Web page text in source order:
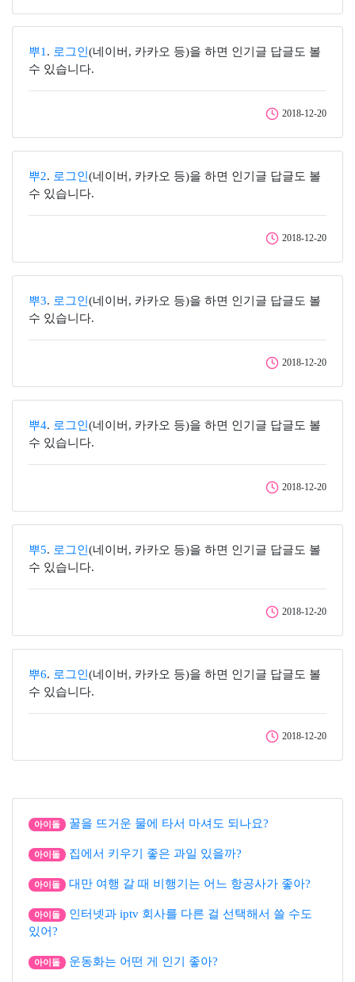
뿌1 . 로그인 (네이버, 카카오 등)을 하면 인기글 답글도 볼
수 있습니다.
2018-12-20
뿌2. 로그인 (네이버, 카카오 등)을 하면 인기글 답글도 볼
수 있습니다.
2018-12-20
뿌3. 로그인 (네이버, 카카오 등)을 하면 인기글 답글도 볼
수 있습니다.
2018-12-20
뿌4. 로그인 (네이버, 카카오 등)을 하면 인기글 답글도 볼
수 있습니다.
2018-12-20
뿌5. 로그인 (네이버, 카카오 등)을 하면 인기글 답글도 볼
수 있습니다.
2018-12-20
뿌6. 로그인 (네이버, 카카오 등)을 하면 인기글 답글도 볼
수 있습니다.
2018-12-20
아이돌 꿀을 뜨거운 물에 타서 마셔도 되나요?
아이돌 집에서 키우기 좋은 과일 있을까?
아이돌 대만 여행 갈 때 비행기는 어느 항공사가 좋아?
아이돌
인터넷과 iptv 회사를 다른 걸 선택해서 쓸 수도
있어?
아이돌 운동화는 어떤 게 인기 좋아?